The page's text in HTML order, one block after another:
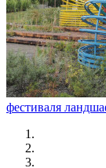
фестиваля